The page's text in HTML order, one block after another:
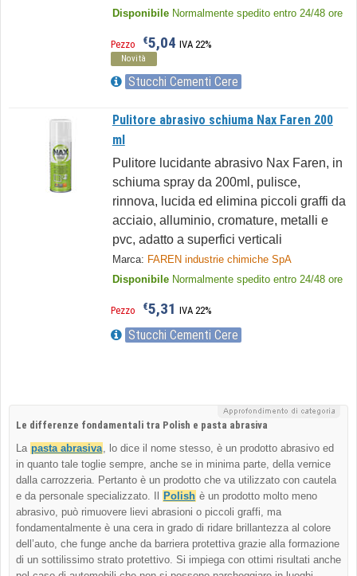
Disponibile Normalmente spedito entro 24/48 ore
Pezzo €5,04 IVA 22%
Novità
Stucchi Cementi Cere
Pulitore abrasivo schiuma Nax Faren 200
ml
Pulitore lucidante abrasivo Nax Faren, in
schiuma spray da 200ml, pulisce,
rinnova, lucida ed elimina piccoli graffi da
acciaio, alluminio, cromature, metalli e
pvc, adatto a superfici verticali
Marca: FAREN industrie chimiche SpA
Disponibile Normalmente spedito entro 24/48 ore
Pezzo €5,31 IVA 22%
Stucchi Cementi Cere
Le differenze fondamentali tra Polish e pasta abrasiva
La pasta abrasiva, lo dice il nome stesso, è un prodotto abrasivo ed
in quanto tale toglie sempre, anche se in minima parte, della vernice
dalla carrozzeria. Pertanto è un prodotto che va utilizzato con cautela
e da personale specializzato. Il
Polish è un prodotto molto meno
abrasivo, può rimuovere lievi abrasioni o piccoli graffi, ma
fondamentalmente è una cera in grado di ridare brillantezza al colore
dell’auto, che funge anche da barriera protettiva grazie alla formazione
di un sottilissimo strato protettivo. Si impiega con ottimi risultati anche